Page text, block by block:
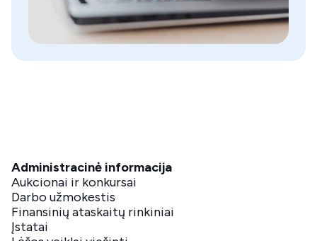
Administracinė informacija
Aukcionai ir konkursai
Darbo užmokestis
Finansinių ataskaitų rinkiniai
Įstatai